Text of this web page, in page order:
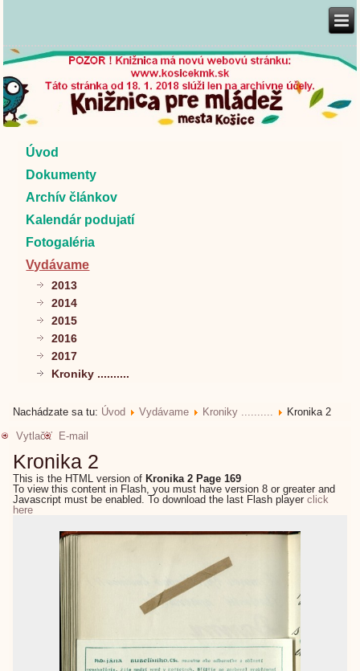
Úvod
Dokumenty
Archív článkov
Kalendár podujatí
Fotogaléria
Vydávame
2013
2014
2015
2016
2017
Kroniky ..........
Nachádzate sa tu: Úvod Vydávame Kroniky ..........
Kronika 2
Vytlačiť
E-mail
Kronika 2
This is the HTML version of Kronika 2 Page 169
To view this content in Flash, you must have version 8 or greater and
Javascript must be enabled. To download the last Flash playerclick
here